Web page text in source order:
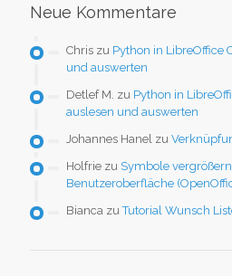
Neue Kommentare
Chris zu Python in LibreOffice
und auswerten
Detlef M. zu Python in
auslesen und auswerten
Johannes Hanel zu
Holfrie zu Symbole
Benutzeroberfläche
Bianca zuTutorial Wunsch